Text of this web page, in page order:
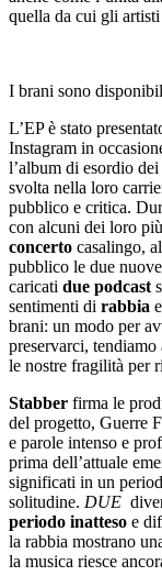
quella da cui gli
I brani sono
L’EP è stato
Instagram in
l’album di esordio dei
svolta nella loro
pubblico e critica.
con alcuni dei loro
concerto casalingo,
pubblico le due
caricati due podcast
sentimenti di rabbia e
brani: un modo per
preservarci,
le nostre fragilità per
Stabber firma le
del progetto, Guerre
e parole intenso e
prima dell’attuale
significati in un
solitudine. DUE
periodo inatteso e
la rabbia mostrano
la musica riesce